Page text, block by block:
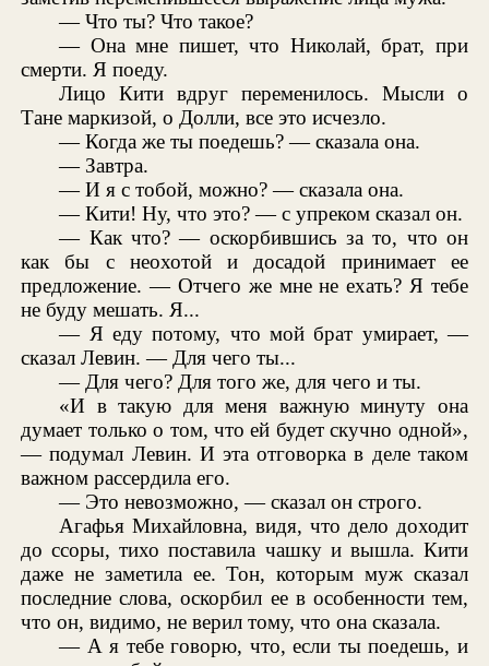
— Что ты? Что такое?
— Она мне пишет, что Николай, брат, при
смерти. Я поеду.
Лицо Кити вдруг переменилось. Мысли о
Тане маркизой, о Долли, все это исчезло.
— Когда же ты поедешь? — сказала она.
— Завтра.
— И я с тобой, можно? — сказала она.
— Кити! Ну, что это? — с упреком сказал он.
— Как что? — оскорбившись за то, что он
как бы с неохотой и досадой принимает ее
предложение. — Отчего же мне не ехать? Я тебе
не буду мешать. Я...
— Я еду потому, что мой брат умирает, —
сказал Левин. — Для чего ты...
— Для чего? Для того же, для чего и ты.
«И в такую для меня важную минуту она
думает только о том, что ей будет скучно одной»,
— подумал Левин. И эта отговорка в деле таком
важном рассердила его.
— Это невозможно, — сказал он строго.
Агафья Михайловна, видя, что дело доходит
до ссоры, тихо поставила чашку и вышла. Кити
даже не заметила ее. Тон, которым муж сказал
последние слова, оскорбил ее в особенности тем,
что он, видимо, не верил тому, что она сказала.
— А я тебе говорю, что, если ты поедешь, и